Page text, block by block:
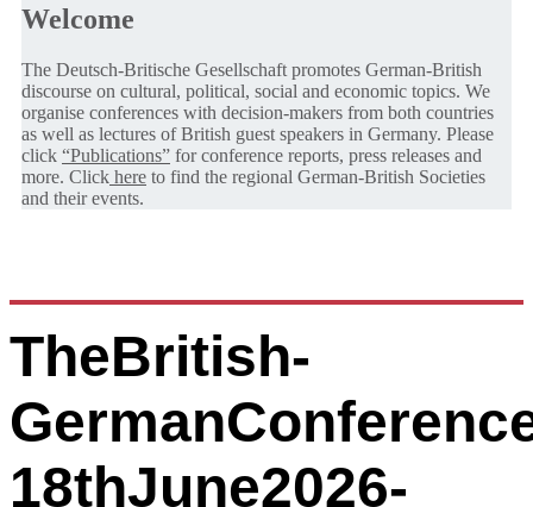
Welcome
The Deutsch-Britische Gesellschaft promotes German-British
discourse on cultural, political, social and economic topics. We
organise conferences with decision-makers from both countries
as well as lectures of British guest speakers in Germany. Please
click “Publications” for conference reports, press releases and
more. Click here to find the regional German-British Societies
and their events.
TheBritish-
18thJune2026-